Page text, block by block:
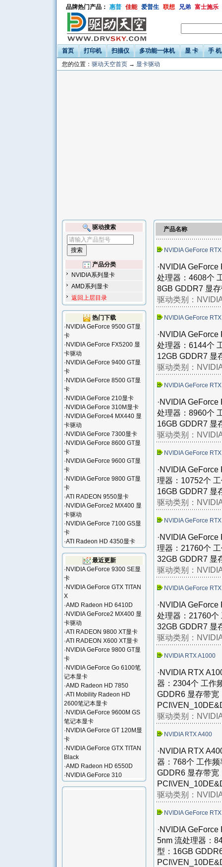
品牌热门产品： 惠普 佳能 爱普生 联想 兄弟 富士施乐
首页 打印机 扫描仪 多功能一体机 显 卡
手 机
您的位置： 驱动天空首页 → 显卡驱动
驱动搜索
产品分类
NVIDIA系列显卡
AMD系列显卡
返回上层目录
热门下载
· NVIDIA GeForce 9500 GT显
卡
· NVIDIA GeForce FX5200 显
卡驱动
· NVIDIA GeForce 9400 GT显
卡
· NVIDIA GeForce 8500 GT显
卡
· NVIDIA GeForce 210显卡
· NVIDIA GeForce 310M显卡
· NVIDIA GeForce4 MX440 显
卡驱动
· NVIDIA GeForce 7300显卡
· NVIDIA GeForce 8600 GT显
卡
· NVIDIA GeForce 9600 GT显
卡
· NVIDIA GeForce 9800 GT显
卡
·ATI RADEON 9550显卡
· NVIDIA GeForce2 MX400 显
卡驱动
· NVIDIA GeForce 7100 GS显
卡
·ATI Radeon HD 4350显卡
最近更新
· NVIDIA GeForce 9300 SE显
卡
· NVIDIA GeForce GTX TITAN
X
·AMD Radeon HD 6410D
· NVIDIA GeForce2 MX400 显
卡驱动
·ATI RADEON 9800 XT显卡
·ATI RADEON X600 XT显卡
· NVIDIA GeForce 9800 GT显
卡
· NVIDIA GeForce Go 6100笔
记本显卡
·AMD Radeon HD 7850
·ATI Mobility Radeon HD
2600笔记本显卡
· NVIDIA GeForce 9600M GS
笔记本显卡
· NVIDIA GeForce GT 120M显
卡
· NVIDIA GeForce GTX TITAN
Black
·AMD Radeon HD 6550D
· NVIDIA GeForce 310
产品名称
NVIDIA GeForce
·NVIDIA
处理器：4608个
8GB GDDR7 显
驱动类别：
NVIDIA GeForce
·NVIDIA
处理器：6144个
12GB GDDR7 显
驱动类别：
NVIDIA GeForce
·NVIDIA
处理器：8960个
16GB GDDR7 显
驱动类别：
NVIDIA GeForce
·NVIDIA
理器：10752个
16GB GDDR7 显
驱动类别：
NVIDIA GeForce
·NVIDIA
理器：21760个
32GB GDDR7 显
驱动类别：
NVIDIA GeForce
·NVIDIA
处理器：21760个
32GB GDDR7 显
驱动类别：
NVIDIA RTX A1000
·NVIDIA RTX
器：2304个 工作
GDDR6 显存带宽
驱动类别：
NVIDIA RTX A400
·NVIDIA RTX
器：768个 工作
GDDR6 显存带宽
驱动类别：
NVIDIA GeForce
·NVIDIA
5nm 流处理器：
型：16GB